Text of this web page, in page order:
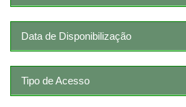
Data de Disponibilização
Tipo de Acesso